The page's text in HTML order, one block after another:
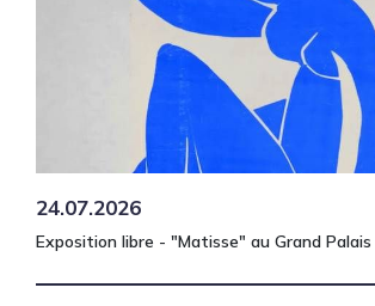
24.07.2026
Exposition libre - "Matisse" au Grand Palais